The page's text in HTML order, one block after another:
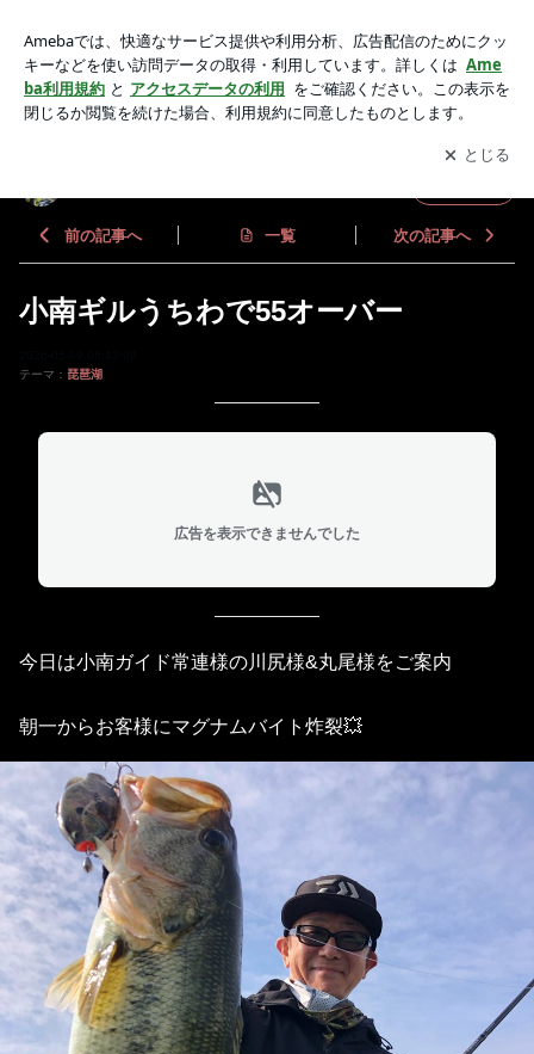
ログ
アプリをダウンロードして ブログの更新通知
を受け取りまし
ょう。
開く
前の記事へ 一覧 次の記事へ
小南ギルうちわで55オーバー
テーマ： 琵琶湖
広告を表示できませんでした
今日は小南ガイド常連様の川尻様&丸尾様をご案内
朝一からお客様にマグナムバイト炸裂💥